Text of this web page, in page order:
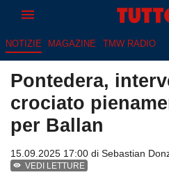
NOTIZIE MAGAZINE TMW RADIO
Pontedera,
crociato
per Ballan
15.09.2025 17:00 di Sebastian
VEDI LETTURE